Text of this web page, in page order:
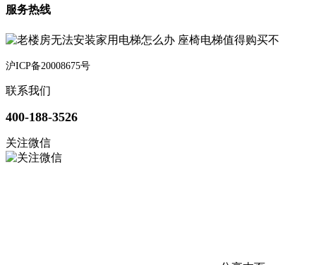
服务热线
沪ICP备20008675号
联系我们
400-188-3526
关注微信